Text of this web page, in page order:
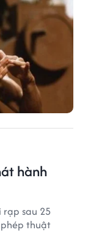
hành
sau 25
thuật